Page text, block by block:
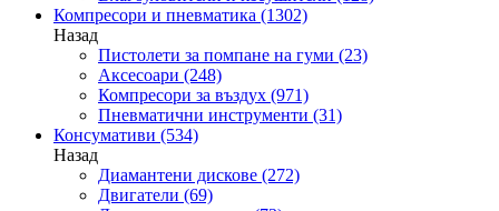
Компресори и пневматика (1302)
Назад
Пистолети за помпане на гуми (23)
Аксесоари (248)
Компресори за въздух (971)
Пневматични инструменти (31)
Консумативи (534)
Назад
Диамантени дискове (272)
Двигатели (69)